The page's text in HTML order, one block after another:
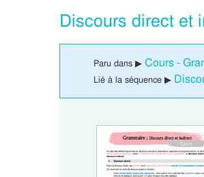
Discours direct et
Paru dans ▶ Cours -
Lié à la séquence ▶